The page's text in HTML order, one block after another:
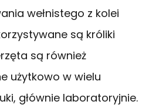
wełnistego z kolei
są króliki
są również
użytkowo w wielu
głównie laboratoryjnie.